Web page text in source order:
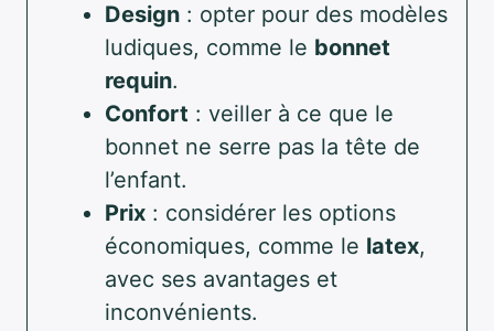
Design : opter pour des modèles
ludiques, comme le bonnet
requin.
Confort : veiller à ce que le
bonnet ne serre pas la tête de
l’enfant.
Prix : considérer les options
économiques, comme le latex,
avec ses avantages et
inconvénients.